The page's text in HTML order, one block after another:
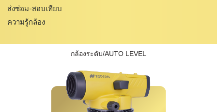
ส่งซ่อม-สอบเทียบ
ความรู้กล้อง
กล้องระดับ/AUTO LEVEL